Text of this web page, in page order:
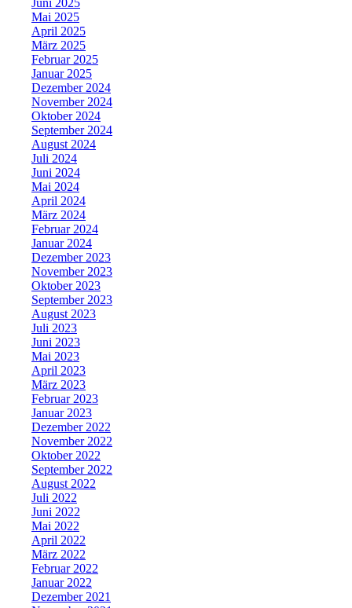
Juni 2025
Mai 2025
April 2025
März 2025
Februar 2025
Januar 2025
Dezember 2024
November 2024
Oktober 2024
September 2024
August 2024
Juli 2024
Juni 2024
Mai 2024
April 2024
März 2024
Februar 2024
Januar 2024
Dezember 2023
November 2023
Oktober 2023
September 2023
August 2023
Juli 2023
Juni 2023
Mai 2023
April 2023
März 2023
Februar 2023
Januar 2023
Dezember 2022
November 2022
Oktober 2022
September 2022
August 2022
Juli 2022
Juni 2022
Mai 2022
April 2022
März 2022
Februar 2022
Januar 2022
Dezember 2021